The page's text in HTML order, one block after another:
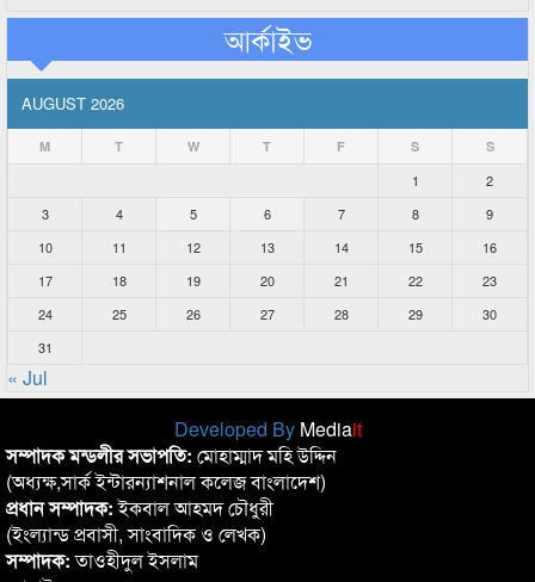
আর্কাইভ
AUGUST 2026
M T W T F S S
1
2
3
4 5 6 7 8
9
10
11 12 13 14 15
16
17
18 19 20 21 22
23
24
25 26 27 28 29
30
31
« Jul
Developed By Mediait
সম্পাদক মন্ডলীর সভাপতি: মোহাম্মাদ মহি উদ্দিন
(অধ্যক্ষ,সার্ক ইন্টারন্যাশনাল কলেজ বাংলাদেশ)
প্রধান সম্পাদক:ইকবাল আহমদ চৌধুরী
(ইংল্যান্ড প্রবাসী, সাংবাদিক ও লেখক)
সম্পাদক:তাওহীদুল ইসলাম